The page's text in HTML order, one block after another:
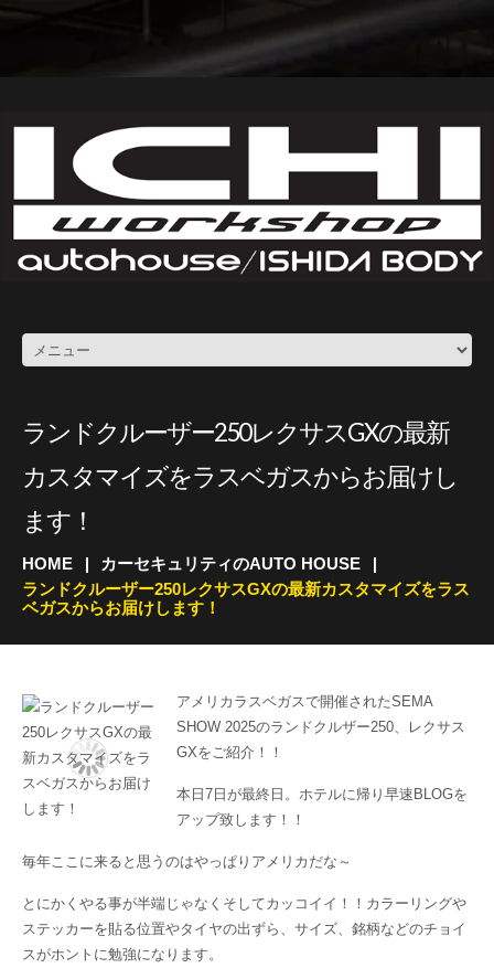
ランドクルーザー250レクサスGXの最新
カスタマイズをラスベガスからお届けし
ます！
HOME
カーセキュリティのAUTO HOUSE
ランドクルーザー250レクサスGXの最新カスタマイズをラス
ベガスからお届けします！
アメリカラスベガスで開催されたSEMA
SHOW 2025のランドクルザー250、レクサス
GXをご紹介！！
本日7日が最終日。ホテルに帰り早速BLOGを
アップ致します！！
毎年ここに来ると思うのはやっぱりアメリカだな～
とにかくやる事が半端じゃなくそしてカッコイイ！！カラーリングや
ステッカーを貼る位置やタイヤの出ずら、サイズ、銘柄などのチョイ
スがホントに勉強になります。